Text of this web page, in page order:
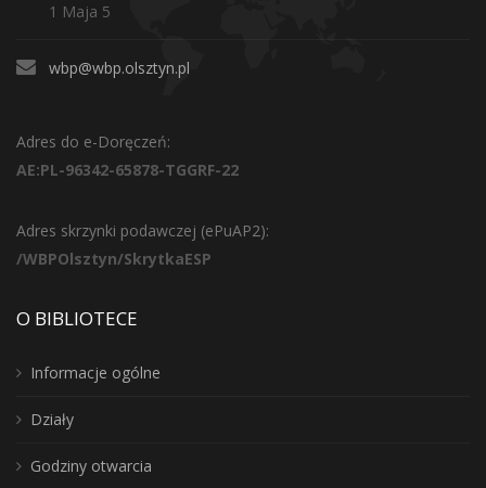
1 Maja 5
wbp@wbp.olsztyn.pl
Adres do e-Doręczeń:
AE:PL-96342-65878-TGGRF-22
Adres skrzynki podawczej (ePuAP2):
/WBPOlsztyn/SkrytkaESP
O BIBLIOTECE
Informacje ogólne
Działy
Godziny otwarcia